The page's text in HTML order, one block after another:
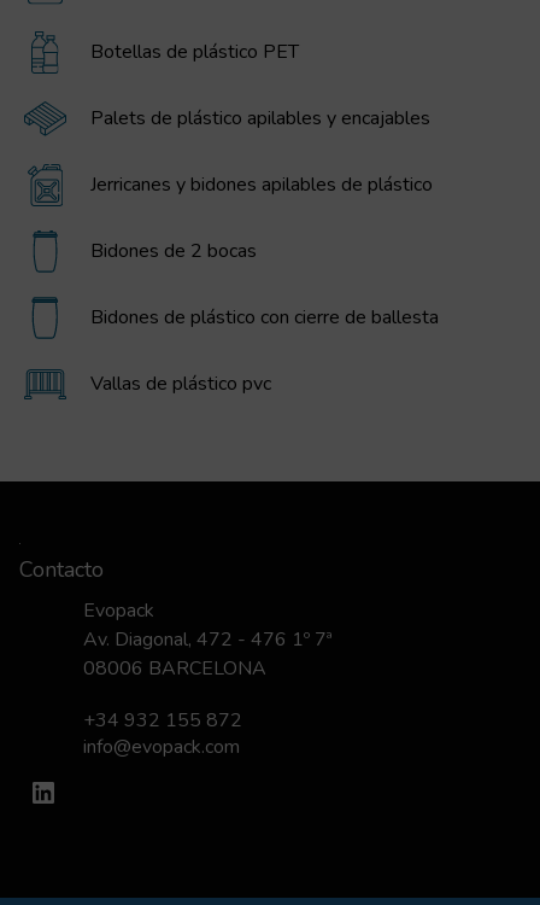
Botellas de plástico PET
Palets de plástico apilables y encajables
Jerricanes y bidones apilables de plástico
Bidones de 2 bocas
Bidones de plástico con cierre de ballesta
Vallas de plástico pvc
Contacto
Evopack
Av. Diagonal, 472 - 476 1º 7ª
08006 BARCELONA
+34 932 155 872
info@evopack.com
LinkedIn